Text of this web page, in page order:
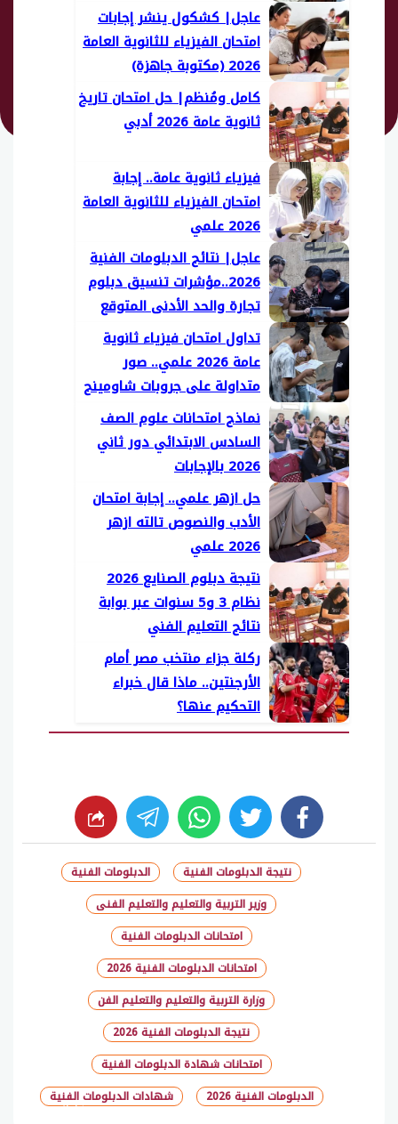
عاجل| كشكول ينشر إجابات
امتحان الفيزياء للثانوية العامة
2026 (مكتوبة جاهزة)
كامل ومُنظم| حل امتحان تاريخ
ثانوية عامة 2026 أدبي
فيزياء ثانوية عامة.. إجابة
امتحان الفيزياء للثانوية العامة
2026 علمي
عاجل| نتائج الدبلومات الفنية
2026..مؤشرات تنسيق دبلوم
تجارة والحد الأدنى المتوقع
تداول امتحان فيزياء ثانوية
عامة 2026 علمي.. صور
متداولة على جروبات شاومينج
نماذج امتحانات علوم الصف
السادس الابتدائي دور ثاني
2026 بالإجابات
حل ازهر علمي.. إجابة امتحان
الأدب والنصوص تالته ازهر
2026 علمي
نتيجة دبلوم الصنايع 2026
نظام 3 و5 سنوات عبر بوابة
نتائج التعليم الفني
ركلة جزاء منتخب مصر أمام
الأرجنتين.. ماذا قال خبراء
التحكيم عنها؟
facebook
twitter
whats
شارك
نتيجة الدبلومات الفنية
الدبلومات الفنية
وزير التربية والتعليم والتعليم الفنى
امتحانات الدبلومات الفنية
امتحانات الدبلومات الفنية 2026
وزارة التربية والتعليم والتعليم الفن
نتيجة الدبلومات الفنية 2026
امتحانات شهادة الدبلومات الفنية
الدبلومات الفنية 2026
شهادات الدبلومات الفنية